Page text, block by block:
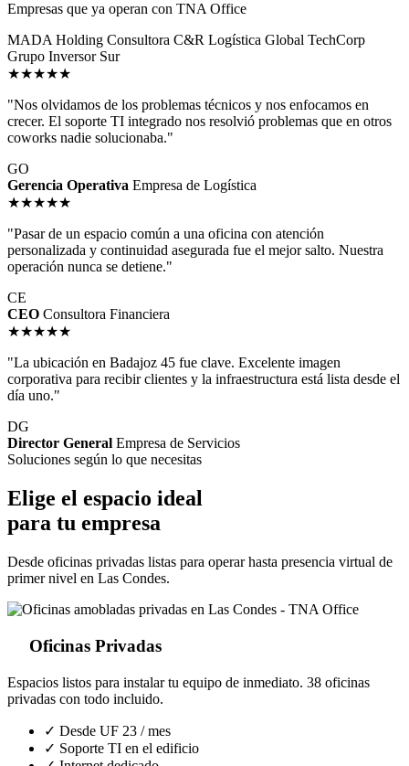
Empresas que ya operan con TNA Office
MADA Holding Consultora C&R Logística Global TechCorp
Grupo Inversor Sur
★★★★★
"Nos olvidamos de los problemas técnicos y nos enfocamos en
crecer. El soporte TI integrado nos resolvió problemas que en otros
coworks nadie solucionaba."
GO
Gerencia Operativa Empresa de Logística
★★★★★
"Pasar de un espacio común a una oficina con atención
personalizada y continuidad asegurada fue el mejor salto. Nuestra
operación nunca se detiene."
CE
CEO Consultora Financiera
★★★★★
"La ubicación en Badajoz 45 fue clave. Excelente imagen
corporativa para recibir clientes y la infraestructura está lista desde el
día uno."
DG
Director General Empresa de Servicios
Soluciones según lo que necesitas
Elige el espacio ideal
para tu empresa
Desde oficinas privadas listas para operar hasta presencia virtual de
primer nivel en Las Condes.
Oficinas Privadas
Espacios listos para instalar tu equipo de inmediato. 38 oficinas
privadas con todo incluido.
✓ Desde UF 23 / mes
✓ Soporte TI en el edificio